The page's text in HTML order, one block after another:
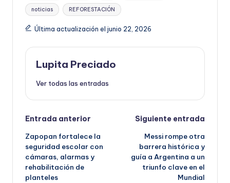
noticias REFORESTACIÓN
Última actualización el junio 22, 2026
Lupita Preciado
Ver todas las entradas
Navegación
de
entradas
Entrada anterior
Zapopan fortalece la
seguridad escolar con
cámaras, alarmas y
rehabilitación de
planteles
Siguiente entrada
Messi rompe otra
barrera histórica y
guía a Argentina a un
triunfo clave en el
Mundial